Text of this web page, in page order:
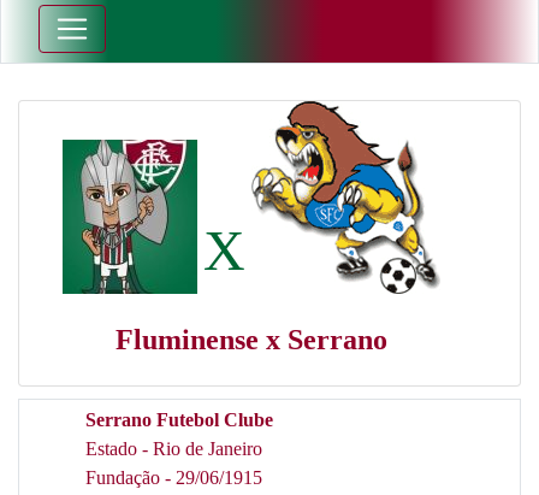
X
Fluminense x Serrano
Serrano Futebol Clube
Estado - Rio de Janeiro
Fundação - 29/06/1915